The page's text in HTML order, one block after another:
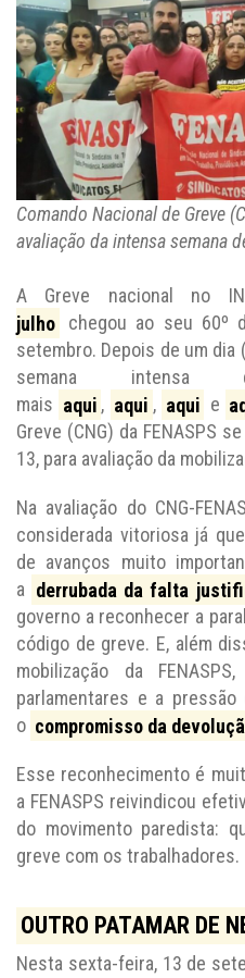
Comando Nacional de Greve
avaliação da intensa semana
A Greve nacional no
julho
chegou ao seu 60º
setembro. Depois de um dia
semana
mais aqui , aqui , aqui e
Greve (CNG) da FENASPS
13, para avaliação da
Na avaliação do CNG-
considerada vitoriosa já
de avanços muito
a derrubada da falta
governo a reconhecer a
código de greve. E, além
mobilização da
parlamentares e a pressão
o compromisso da
Esse reconhecimento é
a FENASPS reivindicou
do movimento paredista:
greve com os trabalhadores.
OUTRO PATAMAR DE
Nesta sexta-feira, 13 de